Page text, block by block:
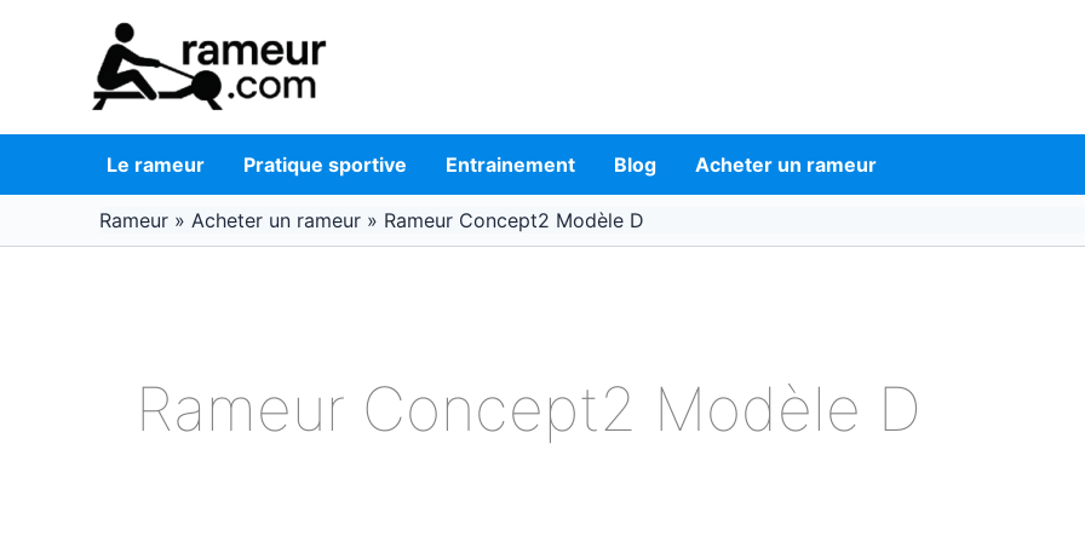
Le rameur Pratique sportive Entrainement Blog Acheter un rameur
Rameur » Acheter un rameur » Rameur Concept2 Modèle D
Rameur Concept2 Modèle D